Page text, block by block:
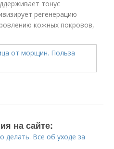
тонус
регенерацию
кожных покровов,
на сайте:
делать. Все об уходе за